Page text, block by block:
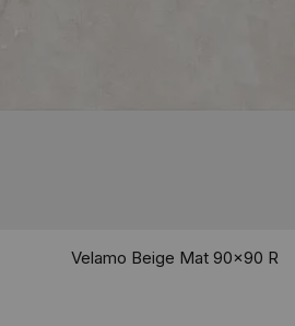
Velamo Beige Mat 90x90 R